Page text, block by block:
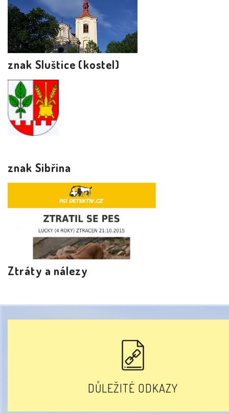
znak Sluštice (kostel)
znak Sibřina
Ztráty a nálezy
DŮLEŽITÉ ODKAZY